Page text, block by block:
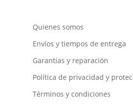
Quienes somos
Envíos y tiempos de entrega
Garantías y reparación
Política de privacidad y
Términos y condiciones